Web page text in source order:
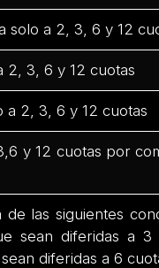
solo a 2, 3, 6 y 12
2, 3, 6 y 12 cuotas
a 2, 3, 6 y 12 cuotas
y 12 cuotas por
las siguientes
sean diferidas a 3
diferidas a 6